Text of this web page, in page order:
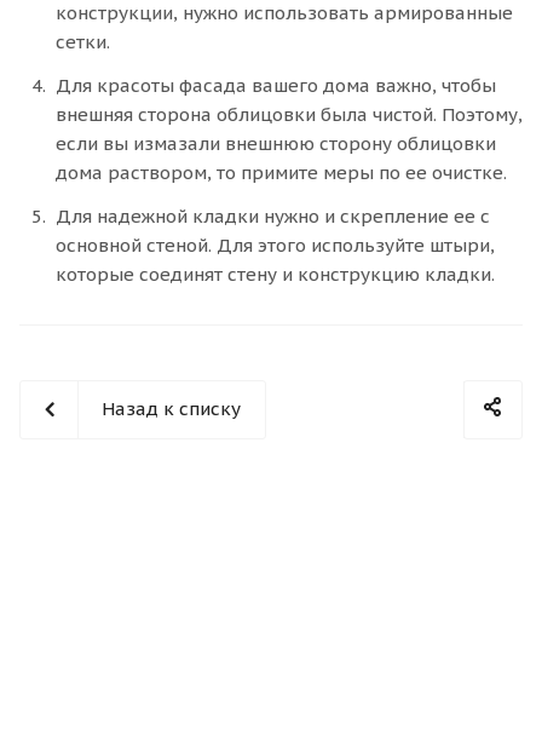
конструкции, нужно использовать армированные
сетки.
Для красоты фасада вашего дома важно, чтобы
внешняя сторона облицовки была чистой. Поэтому,
если вы измазали внешнюю сторону облицовки
дома раствором, то примите меры по ее очистке.
Для надежной кладки нужно и скрепление ее с
основной стеной. Для этого используйте штыри,
которые соединят стену и конструкцию кладки.
Назад к списку